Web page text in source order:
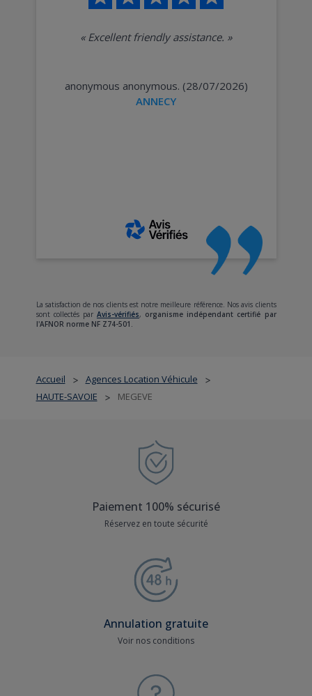
Accueil > Agences Location Véhicule >
HAUTE-SAVOIE > MEGEVE
« Excellent friendly assistance. »
anonymous anonymous. (28/07/2026)
ANNECY
La satisfaction de nos clients est notre meilleure référence. Nos avis clients
sont collectés par Avis-vérifiés, organisme indépendant certifié par
l'AFNOR norme NF Z74-501.
Paiement 100% sécurisé
Réservez en toute sécurité
Annulation gratuite
Voir nos conditions